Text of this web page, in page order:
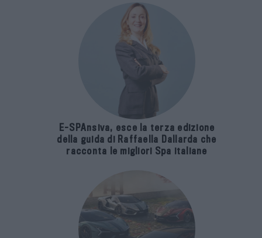
E-SPAnsiva, esce la terza edizione
della guida di Raffaella Dallarda che
racconta le migliori Spa italiane